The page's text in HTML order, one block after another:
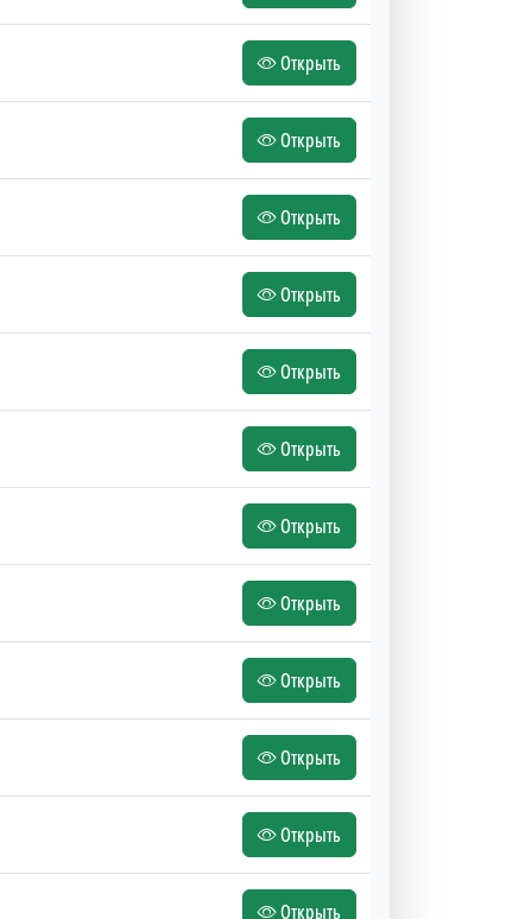
Открыть
Открыть
Открыть
Открыть
Открыть
Открыть
Открыть
Открыть
Открыть
Открыть
Открыть
Открыть